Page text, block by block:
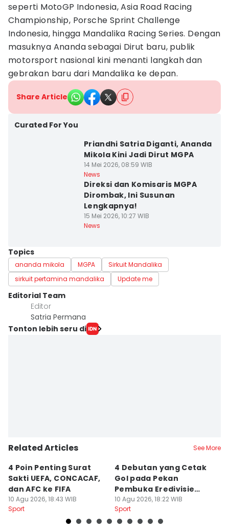
seperti MotoGP Indonesia, Asia Road Racing
Championship, Porsche Sprint Challenge
Indonesia, hingga Mandalika Racing Series. Dengan
masuknya Ananda sebagai Dirut baru, publik
motorsport nasional kini menanti langkah dan
gebrakan baru dari Mandalika ke depan.
Share Article
Curated For You
Priandhi Satria Diganti, Ananda
Mikola Kini Jadi Dirut MGPA
14 Mei 2026, 08:59 WIB
News
Direksi dan Komisaris MGPA
Dirombak, Ini Susunan
Lengkapnya!
15 Mei 2026, 10:27 WIB
News
Topics
ananda mikola MGPA
Sirkuit Mandalika
sirkuit pertamina mandalika
Update me
Editorial Team
Editor
Satria Permana
Tonton lebih seru di
Related Articles See More
4 Poin Penting Surat
Sakti UEFA, CONCACAF,
dan AFC ke FIFA
10 Agu 2026, 18:43 WIB
Sport
4 Debutan yang Cetak
Gol pada Pekan
Pembuka Eredivisie
2026/2027
10 Agu 2026, 18:22 WIB
Sport